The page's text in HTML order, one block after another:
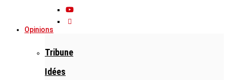
Opinions
Tribune
Idées